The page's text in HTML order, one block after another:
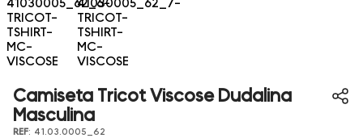
Camiseta Tricot Viscose Dudalina
Masculina
REF: 41.03.0005_62